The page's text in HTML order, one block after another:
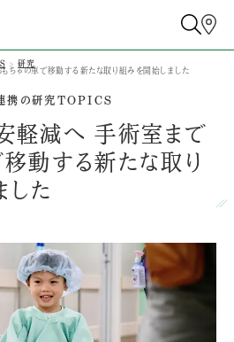
研究
ちゃの車で移動する新たな取り組みを開始しました
携の研究TOPICS
軽減へ 手術室まで
動する新たな取り
した